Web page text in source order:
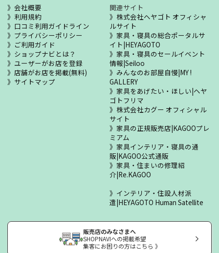
会社概要
利用規約
口コミ利用ガイドライン
プライバシーポリシー
ご利用ガイド
ショップナビとは？
ユーザーがお店を登録
店舗がお店を掲載(無料)
サイトマップ
関連サイト
株式会社ヘヤゴト オフィシャ
ルサイト
家具・寝具の総合ポータルサ
イト|HEYAGOTO
家具・寝具のセールイベント
情報|Seiloo
みんなのお部屋自慢|MY !
GALLERY
家具をあげたい・ほしい|ヘヤ
ゴトフリマ
株式会社カグー オフィシャル
サイト
家具の正規販売店|KAGOOプレ
ミアム
家具インテリア・寝具の通
販|KAGOO公式通販
家具・住まいの修理紹
介|Re.KAGOO
インテリア・住設人材派
遣|HEYAGOTO Human Satellite
販売店のみなさまへ
SHOPNAVIへの掲載希望
集客にお困りの方はこちら 》